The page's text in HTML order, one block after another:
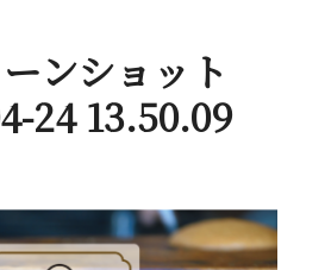
ンショット
24 13.50.09